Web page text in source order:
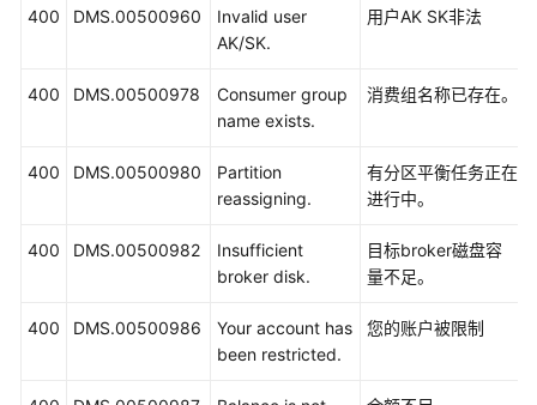
400 DMS.00500960
Invalid user
AK/SK.
用户AK SK非法
400 DMS.00500978
Consumer group
name exists.
消费组名称已存在。
400 DMS.00500980
Partition
reassigning.
有分区平衡任务正在
进行中。
400 DMS.00500982
Insufficient
broker disk.
目标broker磁盘容
量不足。
400 DMS.00500986
Your account has
been restricted.
您的账户被限制